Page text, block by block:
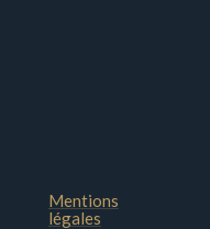
Mentions
légales